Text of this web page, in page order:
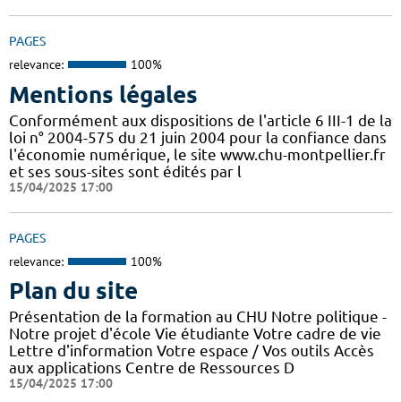
PAGES
relevance: 100%
Mentions légales
Conformément aux dispositions de l'article 6 III-1 de la
loi n° 2004-575 du 21 juin 2004 pour la confiance dans
l'économie numérique, le site www.chu-montpellier.fr
et ses sous-sites sont édités par l
15/04/2025 17:00
PAGES
relevance: 100%
Plan du site
Présentation de la formation au CHU Notre politique -
Notre projet d'école Vie étudiante Votre cadre de vie
Lettre d'information Votre espace / Vos outils Accès
aux applications Centre de Ressources D
15/04/2025 17:00